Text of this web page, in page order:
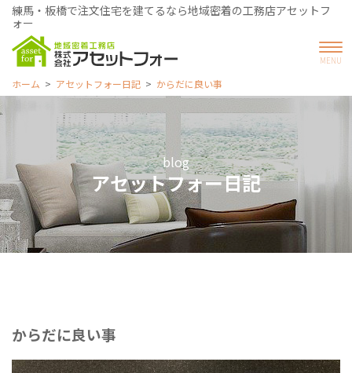
練馬・板橋で注文住宅を建てるなら地域密着の工務店アセットフ
ォー
ホーム アセットフォー日記 からだに良い事
blog
アセットフォー日記
からだに良い事